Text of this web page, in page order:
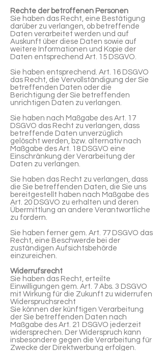
Rechte der betroffenen Personen
Sie haben das Recht, eine Bestätigung
darüber zu verlangen, ob betreffende
Daten verarbeitet werden und auf
Auskunft über diese Daten sowie auf
weitere Informationen und Kopie der
Daten entsprechend Art. 15 DSGVO.
Sie haben entsprechend. Art. 16 DSGVO
das Recht, die Vervollständigung der Sie
betreffenden Daten oder die
Berichtigung der Sie betreffenden
unrichtigen Daten zu verlangen.
Sie haben nach Maßgabe des Art. 17
DSGVO das Recht zu verlangen, dass
betreffende Daten unverzüglich
gelöscht werden, bzw. alternativ nach
Maßgabe des Art. 18 DSGVO eine
Einschränkung der Verarbeitung der
Daten zu verlangen.
Sie haben das Recht zu verlangen, dass
die Sie betreffenden Daten, die Sie uns
bereitgestellt haben nach Maßgabe des
Art. 20 DSGVO zu erhalten und deren
Übermittlung an andere Verantwortliche
zu fordern.
Sie haben ferner gem. Art. 77 DSGVO das
Recht, eine Beschwerde bei der
zuständigen Aufsichtsbehörde
einzureichen.
Widerrufsrecht
Sie haben das Recht, erteilte
Einwilligungen gem. Art. 7 Abs. 3 DSGVO
mit Wirkung für die Zukunft zu widerrufen
Widerspruchsrecht
Sie können der künftigen Verarbeitung
der Sie betreffenden Daten nach
Maßgabe des Art. 21 DSGVO jederzeit
widersprechen. Der Widerspruch kann
insbesondere gegen die Verarbeitung für
Zwecke der Direktwerbung erfolgen.